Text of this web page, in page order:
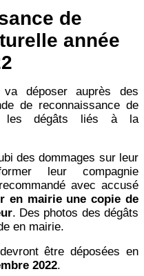
de
année
va déposer auprès des
de reconnaissance de
les dégâts liés à la
des dommages sur leur
leur compagnie
avec accusé
en mairie une copie de
. Des photos des dégâts
en mairie.
être déposées en
2022.